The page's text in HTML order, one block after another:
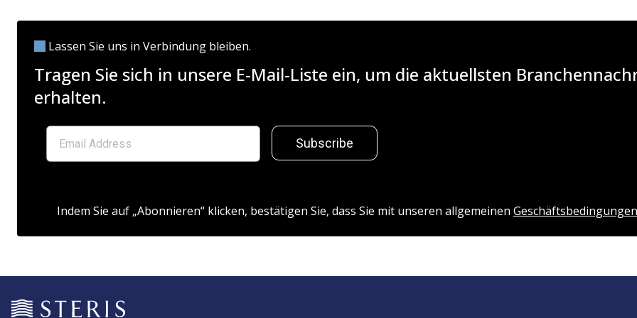
Lassen Sie uns in Verbindung bleiben.
Tragen Sie sich in unsere E-Mail-Liste ein, um die aktuellsten
erhalten.
Subscribe
Indem Sie auf „Abonnieren“ klicken, bestätigen Sie, dass Sie mit unseren allgemeinen Geschäftsbedingungen